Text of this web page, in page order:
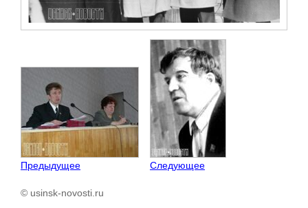
Предыдущее Следующее
© usinsk-novosti.ru